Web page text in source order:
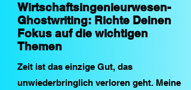
Wirtschaftsingenieurwesen-
Ghostwriting: Richte Deinen
Fokus auf die wichtigen
Themen
Zeit ist das einzige Gut, das
unwiederbringlich verloren geht. Meine